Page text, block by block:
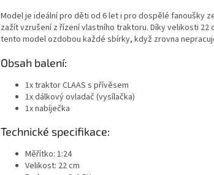
Model je ideální pro děti od 6 let i pro dospělé fanoušky
zažít vzrušení z řízení vlastního traktoru. Díky velikosti 22
tento model ozdobou každé sbírky, když zrovna
Obsah balení:
1x traktor CLAAS s přívěsem
1x dálkový ovladač (vysílačka)
1x nabíječka
Technické specifikace:
Měřítko: 1:24
Velikost: 22 cm